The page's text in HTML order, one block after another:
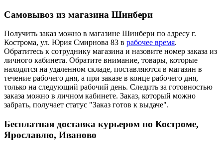
Самовывоз из магазина Шинбери
Получить заказ можно в магазине Шинбери по адресу г.
Кострома, ул. Юрия Смирнова 83 в рабочее время.
Обратитесь к сотруднику магазина и назовите номер заказа из
личного кабинета. Обратите внимание, товары, которые
находятся на удаленном складе, поставляются в магазин в
течение рабочего дня, а при заказе в конце рабочего дня,
только на следующий рабочий день. Следить за готовностью
заказа можно в личном кабинете. Заказ, который можно
забрать, получает статус "Заказ готов к выдаче".
Бесплатная доставка курьером по Костроме,
Ярославлю, Иваново